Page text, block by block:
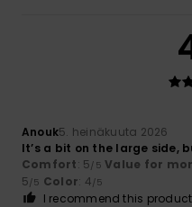
Anouk5. heinäkuuta 2026
It’s a bit on the large side,
Comfort: 5/5 Value for
5/5 Color: 4/5
I recommend this product